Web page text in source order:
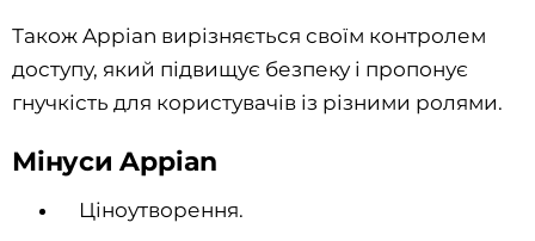
Також Appian вирізняється своїм контролем
доступу, який підвищує безпеку і пропонує
гнучкість для користувачів із різними ролями.
Мінуси Appian
Ціноутворення.